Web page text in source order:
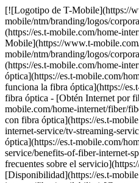
[![Logotipo de T-Mobile](https://www.t-mobile.com/content/dam/t-mobile/ntm/branding/logos/corporate/fiber-logo-icon.png)](https://es.t-mobile.com/home-internet/fiber) [![Logotipo de T-Mobile](https://www.t-mobile.com/content/dam/t-mobile/ntm/branding/logos/corporate/fiber-logo-icon.png)](https://es.t-mobile.com/home-internet/fiber) - [Planes de fibra óptica](https://es.t-mobile.com/home-internet/fiber/plans) - [Cómo funciona la fibra óptica](https://es.t-mobile.com) Cómo funciona la fibra óptica - [Obtén Internet por fibra óptica](https://es.t-mobile.com/home-internet/fiber/fiber-internet-service) - [Streaming con fibra óptica](https://es.t-mobile.com/home-internet/fiber/fiber-internet-service/tv-streaming-service-deals) - [Tecnología de fibra óptica](https://es.t-mobile.com/home-internet/fiber/fiber-internet-service/benefits-of-fiber-internet-speed-and-wifi-6) - [Preguntas frecuentes sobre el servicio](https://fiber.t-mobile.com/support/faq) - [Disponibilidad](https://es.t-mobile.com/home-internet/fiber/availability) [Contacto y asistencia](https://es.t-mobile.com) Contacto y asistencia - [Asistencia](https://fiber.t-mobile.com/support) - [Ventas: 1-844-288-4338](tel:1-844-288-4338) - [Asistencia: 1-844-783-4237](tel:1-844-783-4237) [Verificar disponibilidad](https://fiber.t-mobile.com/check-address) Mi Cuenta - [Iniciar sesión](https://es.account.t-mobile.com/signin/v2/) - [Administrar cita](https://fiber.t-mobile.com/choose-how-to-manage) más de T-Mobile - [Wireless (Móvil)](https://es.t-mobile.com/) - [Empresas](https://es.t-mobile.com/business) - [Prepagado](https://es.prepaid.t-mobile.com/home) - [Internet](https://es.t-mobile.com/home-internet) [](https://es.t-mobile.com) # INTERNET DE T-MOBILE FIBER EN OSWEGO, IL ## Ve un paso adelante con la velocidad de T-Mobile Fiber. [Ve un paso adelante con la velocidad de T-Mobile Fiber.](https://es.t-mobile.com) Ve un paso adelante con la velocidad de T-Mobile Fiber. Obtén datos ilimitados, velocidades de carga y descarga de varios gigabits, sin contratos anuales, más el equipo y la instalación incluidos. [Verifica disponibilidad](https://fiber.t-mobile.com/check-address) Los niveles de velocidad varían según la ubicación. ![Rayos magenta.](https://es.t-mobile.com/sdscene7/is/image/Tmusprod/blank-35:4x3?fmt=png&fmt=png-alpha&qlt=100%2C0&resMode=sharp2&op_usm=1.75%2C0.3%2C2%2C0) ## Ve un paso adelante con la velocidad de T-Mobile Fiber. ## Rápido, más rápido o el más rápido: elige la velocidad que mejor se adapte a tus necesidades. ¿Ya eres cliente de T-Mobile? [Ingresa](https://es.account.t-mobile.com/signin/v2/) __Oferta por tiempo limitado__ RÁPIDO ## FIBRA ÓPTICA DE 300 MBPS [FIBRA ÓPTICA DE 300 MBPS](https://es.t-mobile.com) [FIBRA ÓPTICA DE 300 MBPS](https://fiber.t-mobile.com/check-address) FIBRA ÓPTICA DE 300 MBPS Las subidas son tan rápidas como las descargas. [Verifica disponibilidad , opens in a new window](https://fiber.t-mobile.com/check-address) Ver términos completos ![Cuarenta y cinco dólares al mes en Fiber con AutoPago. Más impuestos y cargos.](https://es.t-mobile.com/sdscene7/is/image/Tmusprod/fg-fiber-300-11726750:16x9?fmt=png&fmt=png-alpha&qlt=99%2C0&resMode=sharp2&op_usm=1.75%2C0.3%2C2%2C0) ## FIBRA ÓPTICA DE 300 MBPS Más impuestos y cargos correspondientes. No disponible en todas las áreas. El precio se basa en el área estimada; puede variar al verificar la dirección de servicio. Devuelve los dispositivos intactos o podría aplicarse un cargo. El descuento de __Fiber con AutoPago__ se aplica al utilizar AutoPago con una cuenta bancaria o tarjeta de débito; de lo contrario, se aplicará un cargo de $10 más por línea al mes. Es posible que no se vea reflejado en la primera factura. - ### Funciones y beneficios 100% Internet de fibra óptica Datos ilimitados Enrutador wifi incluido Instalación Incluida Beneficios exclusivos con T-Mobile Tuesdays Obtén un descuento de $10 (se muestra) al inscribirte en AutoPago de Fiber __Obtén un mes por cuenta nuestra__ LA MÁS RÁPIDA ## FIBER 1 GIG [FIBER 1 GIG](https://es.t-mobile.com) [FIBER 1 GIG](https://fiber.t-mobile.com/check-address) FIBER 1 GIG Obtén aún más velocidad y rendimiento en más lugares. [Verifica disponibilidad , opens in a new window](https://fiber.t-mobile.com/check-address) __Mes por cuenta nuestra:__ pasados los primeros 30 días, el plan se renueva automáticamente a la tarifa habitual ($70/mes por 1 Giga), más impuestos y cargos. Ver términos completos ![Sesenta dólares al mes con AutoPago de Fiber; más impuestos y cargos. $70/mes sin el descuento.](https://es.t-mobile.com/sdscene7/is/image/Tmusprod/fg-fiber-1-gig-11726750:16x9?fmt=png&fmt=png-alpha&qlt=99%2C0&resMode=sharp2&op_usm=1.75%2C0.3%2C2%2C0) ## FIBER 1 GIG Más impuestos y cargos aplicables. No disponible en todas las áreas. Precios basados ​​en la ubicación estimada; pueden variar según la dirección de servicio verificada. Devuelve cada